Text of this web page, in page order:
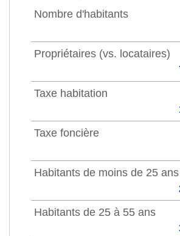
Nombre d'habitants
Propriétaires (vs. locataires)
Taxe habitation
Taxe foncière
Habitants de moins de 25 ans
Habitants de 25 à 55 ans